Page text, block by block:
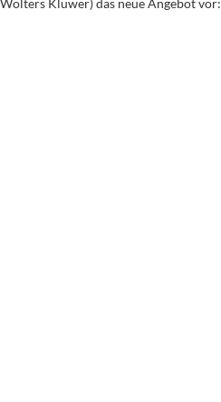
Wolters Kluwer) das neue Angebot vor: